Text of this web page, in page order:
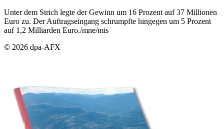
Unter dem Strich legte der Gewinn um 16 Prozent auf 37 Millionen
Euro zu. Der Auftragseingang schrumpfte hingegen um 5 Prozent
auf 1,2 Milliarden Euro./mne/mis
© 2026 dpa-AFX